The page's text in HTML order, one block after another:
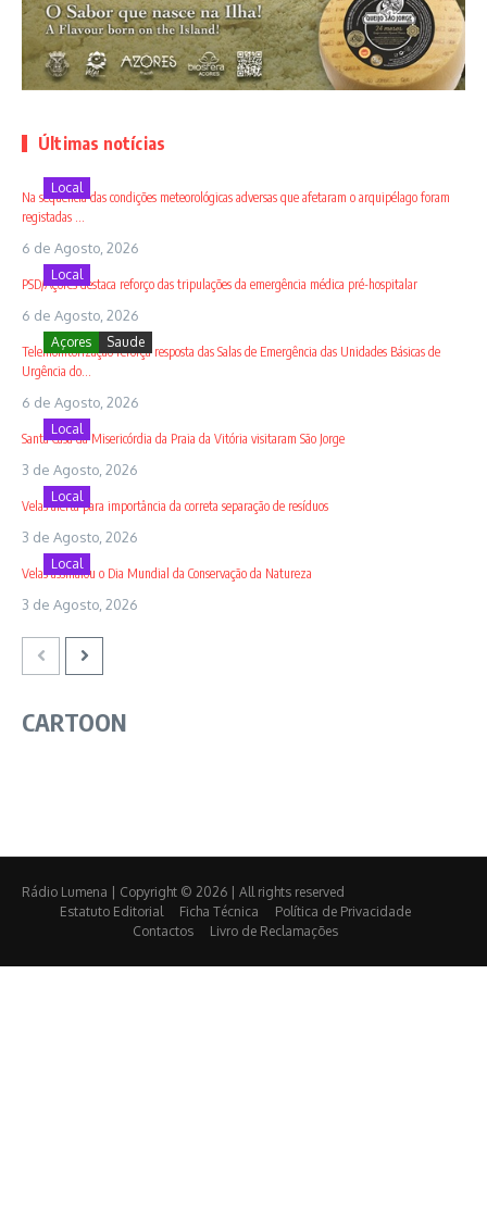
Últimas notícias
Local
Na sequência das condições meteorológicas adversas que afetaram o arquipélago foram
registadas ...
6 de Agosto, 2026
Local
PSD/Açores destaca reforço das tripulações da emergência médica pré-hospitalar
6 de Agosto, 2026
Açores Saude
Telemonitorização reforça resposta das Salas de Emergência das Unidades Básicas de
Urgência do...
6 de Agosto, 2026
Local
Santa Casa da Misericórdia da Praia da Vitória visitaram São Jorge
3 de Agosto, 2026
Local
Velas alerta para importância da correta separação de resíduos
3 de Agosto, 2026
Local
Velas assinalou o Dia Mundial da Conservação da Natureza
3 de Agosto, 2026
CARTOON
Rádio Lumena | Copyright © 2026 | All rights reserved
Estatuto Editorial
Ficha Técnica
Política de Privacidade
Contactos
Livro de Reclamações